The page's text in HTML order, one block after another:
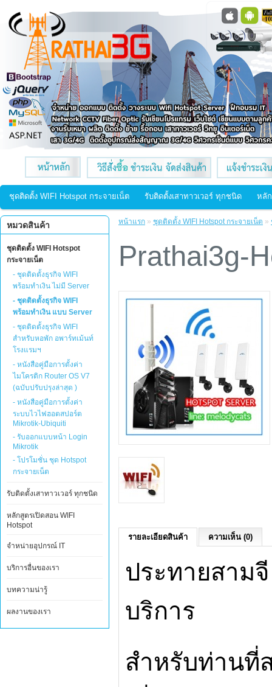
ชุดติดตั้ง WIFI Hotspot กระจายเน็ต รับติดตั้งเสาทาวเวอร์ ทุกชนิด หลั
หมวดสินค้า
ชุดติดตั้ง WIFI Hotspot
กระจายเน็ต
- ชุดติดตั้งธุรกิจ WIFI
พร้อมทำเงิน ไม่มี Server
- ชุดติดตั้งธุรกิจ WIFI
พร้อมทำเงิน แบบ Server
- ชุดติดตั้งธุรกิจ WIFI
สำหรับหอพัก อพาร์ทเม้นท์
โรงแรมฯ
- หนังสือคู่มือการตั้งค่า
ไมโครติก Router OS V7
(ฉบับปรับปรุงล่าสุด )
- หนังสือคู่มือการตั้งค่า
ระบบไวไฟฮอตสปอร์ต
Mikrotik-Ubiquiti
- รับออกแบบหน้า Login
Mikrotik
- โปรโมชั่น ชุด Hotspot
กระจายเน็ต
รับติดตั้งเสาทาวเวอร์ ทุกชนิด
หลักสูตรเปิดสอน WIFI
Hotspot
จำหน่ายอุปกรณ์ IT
บริการอื่นของเรา
บทความน่ารู้
ผลงานของเรา
หน้าแรก » ชุดติดตั้ง WIFI Hotspot กระจายเน็ต »
Prathai3g-
รายละเอียดสินค้า ความเห็น (0)
ประทายสาม
บริการ
สำหรับท่านที่